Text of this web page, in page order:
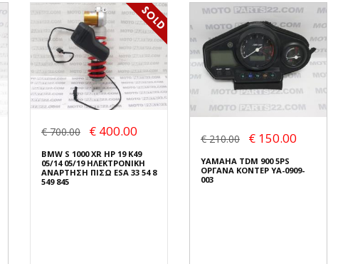
€ 700.00 € 400.00
BMW S 1000 XR HP 19 K49
05/14 05/19 ΗΛΕΚΤΡΟΝΙΚΗ
ΑΝΑΡΤΗΣΗ ΠΙΣΩ ESA 33 54 8
549 845
€ 210.00 € 150.00
YAMAHA TDM 900 5PS
ΟΡΓΑΝΑ ΚΟΝΤΕΡ YA-0909-
003